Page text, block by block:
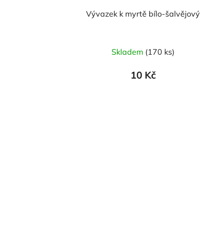
Vývazek k myrtě bílo-šalvějový
Skladem (170 ks)
10 Kč